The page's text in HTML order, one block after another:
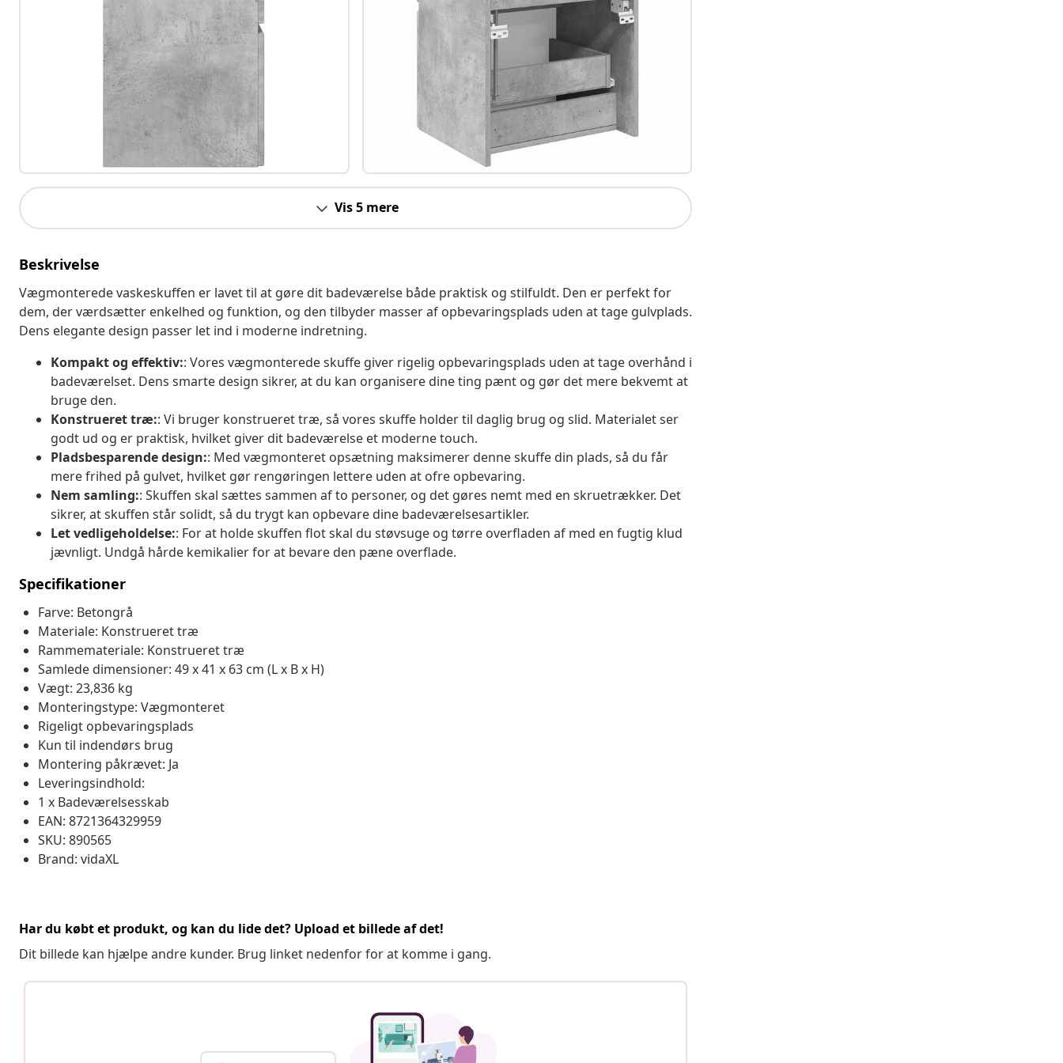
Vis 5 mere
Beskrivelse
Vægmonterede vaskeskuffen er lavet til at gøre dit badeværelse både praktisk og stilfuldt. Den er perfekt for
dem, der værdsætter enkelhed og funktion, og den tilbyder masser af opbevaringsplads uden at tage gulvplads.
Dens elegante design passer let ind i moderne indretning.
Kompakt og effektiv:: Vores vægmonterede skuffe giver rigelig opbevaringsplads uden at tage overhånd i
badeværelset. Dens smarte design sikrer, at du kan organisere dine ting pænt og gør det mere bekvemt at
bruge den.
Konstrueret træ:: Vi bruger konstrueret træ, så vores skuffe holder til daglig brug og slid. Materialet ser
godt ud og er praktisk, hvilket giver dit badeværelse et moderne touch.
Pladsbesparende design:: Med vægmonteret opsætning maksimerer denne skuffe din plads, så du får
mere frihed på gulvet, hvilket gør rengøringen lettere uden at ofre opbevaring.
Nem samling:: Skuffen skal sættes sammen af to personer, og det gøres nemt med en skruetrækker. Det
sikrer, at skuffen står solidt, så du trygt kan opbevare dine badeværelsesartikler.
Let vedligeholdelse:: For at holde skuffen flot skal du støvsuge og tørre overfladen af med en fugtig klud
jævnligt. Undgå hårde kemikalier for at bevare den pæne overflade.
Specifikationer
Farve: Betongrå
Materiale: Konstrueret træ
Rammemateriale: Konstrueret træ
Samlede dimensioner: 49 x 41 x 63 cm (L x B x H)
Vægt: 23,836 kg
Monteringstype: Vægmonteret
Rigeligt opbevaringsplads
Kun til indendørs brug
Montering påkrævet: Ja
Leveringsindhold:
1 x Badeværelsesskab
EAN: 8721364329959
SKU: 890565
Brand: vidaXL
Har du købt et produkt, og kan du lide det? Upload et billede af det!
Dit billede kan hjælpe andre kunder. Brug linket nedenfor for at komme i gang.